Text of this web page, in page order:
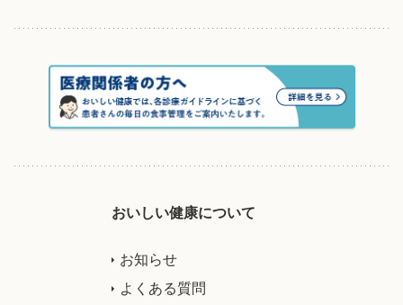
おいしい健康について
お知らせ
よくある質問